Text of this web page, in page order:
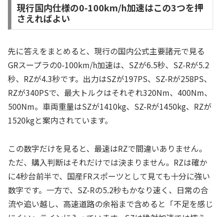
現行国内仕様の0-100km/h加速はこの3つを押
さえればよい
先に答えをまとめると、現行の国内公式主要諸元で見る
GRスープラの0-100km/h加速は、SZが6.5秒、SZ-Rが5.2
秒、RZが4.3秒です。出力はSZが197PS、SZ-Rが258PS、
RZが340PSで、最大トルクはそれぞれ320Nm、400Nm、
500Nm。車両重量はSZが1410kg、SZ-Rが1450kg、RZが
1520kgと案内されています。
この数字だけを見ると、最速はRZで間違いありません。
ただ、購入判断はそれだけでは決まりません。RZは確か
に4秒台前半で、国産FRスポーツとして見ても十分に強い
数字です。一方で、SZ-Rの5.2秒もかなり速く、日常の合
流や追い越し、高速道路の余裕まで含めると「不足を感じ